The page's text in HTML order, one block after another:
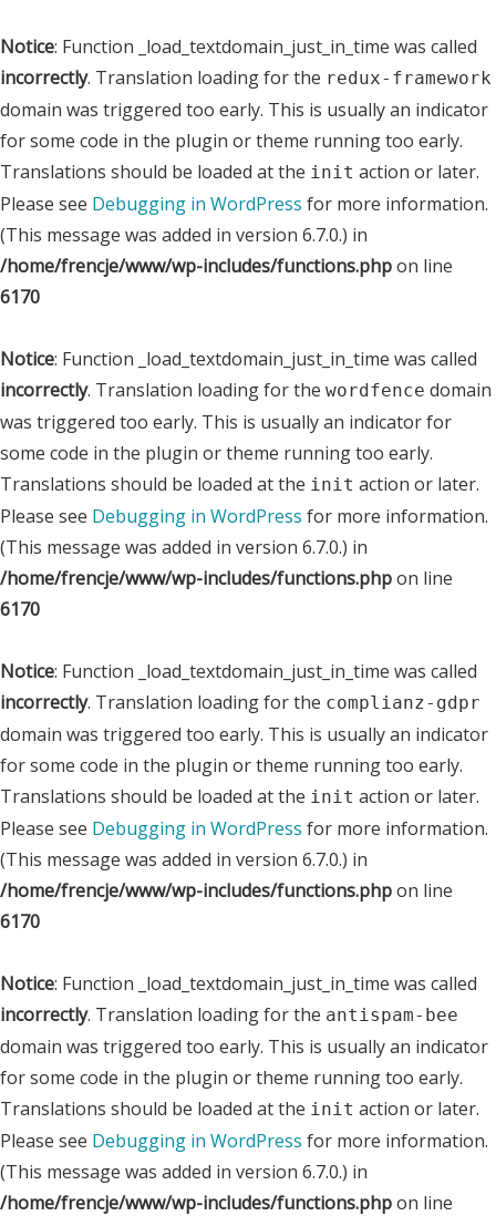
Notice: Function _load_textdomain_just_in_time was called
incorrectly. Translation loading for the redux-framework
domain was triggered too early. This is usually an indicator
for some code in the plugin or theme running too early.
Translations should be loaded at the init action or later.
Please see Debugging in WordPress for more information.
(This message was added in version 6.7.0.) in
/home/frencje/www/wp-includes/functions.phpon line
6170
Notice: Function _load_textdomain_just_in_time was called
incorrectly. Translation loading for the wordfence domain
was triggered too early. This is usually an indicator for
some code in the plugin or theme running too early.
Translations should be loaded at the init action or later.
Please see Debugging in WordPress for more information.
(This message was added in version 6.7.0.) in
/home/frencje/www/wp-includes/functions.phpon line
6170
Notice: Function _load_textdomain_just_in_time was called
incorrectly. Translation loading for the complianz-gdpr
domain was triggered too early. This is usually an indicator
for some code in the plugin or theme running too early.
Translations should be loaded at the init action or later.
Please see Debugging in WordPress for more information.
(This message was added in version 6.7.0.) in
/home/frencje/www/wp-includes/functions.phpon line
6170
Notice: Function _load_textdomain_just_in_time was called
incorrectly. Translation loading for the antispam-bee
domain was triggered too early. This is usually an indicator
for some code in the plugin or theme running too early.
Translations should be loaded at the init action or later.
Please see Debugging in WordPress for more information.
(This message was added in version 6.7.0.) in
/home/frencje/www/wp-includes/functions.phpon line